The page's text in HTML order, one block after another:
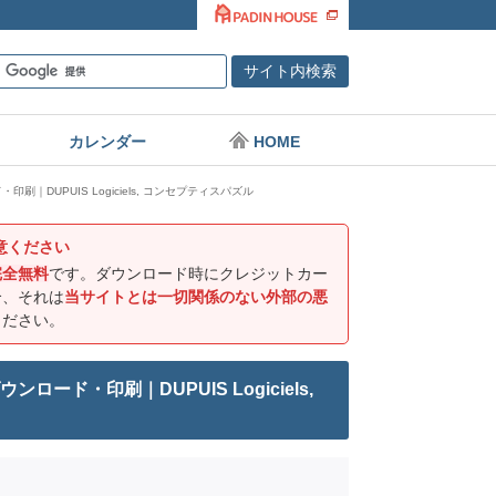
カレンダー HOME
印刷｜DUPUIS Logiciels, コンセプティスパズル
ください
無料です。ダウンロード時にクレジットカー
それは当サイトとは一切関係のない外部の悪
さい。
ンロード・印刷｜DUPUIS Logiciels,